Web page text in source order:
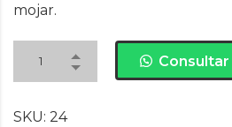
mojar.
SKU: 24